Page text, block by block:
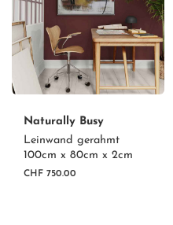
Naturally Busy
Leinwand gerahmt
100cm x 80cm x 2cm
CHF 750.00